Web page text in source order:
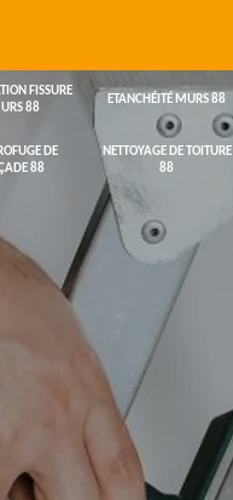
FISSURE
88
ETANCHÉITÉ MURS 88
DE
88
NETTOYAGE DE TOITURE
88